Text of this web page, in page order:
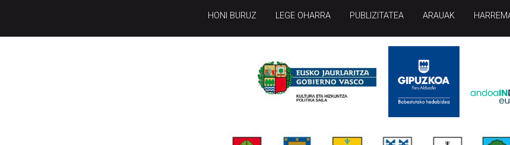
HONI BURUZ LEGE OHARRA PUBLIZITATEA ARAUAK